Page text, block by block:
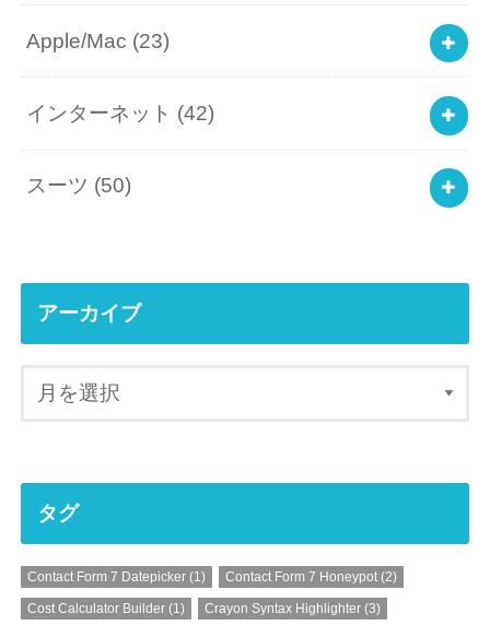
Apple/Mac (23)
インターネット (42)
スーツ (50)
アーカイブ
タグ
Contact Form 7 Datepicker(1) Contact Form 7 Honeypot(2)
Cost Calculator Builder(1) Crayon Syntax Highlighter(3)